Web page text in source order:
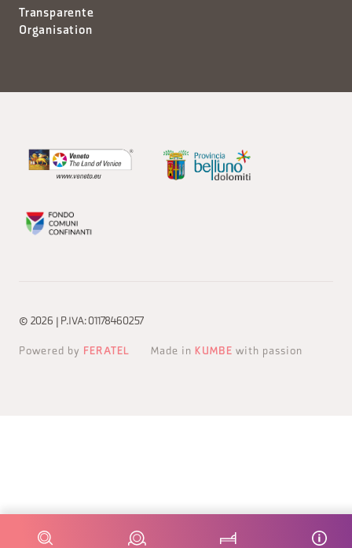
Transparente
Organisation
© 2026 | P.IVA: 01178460257
Powered by FERATEL Made in KUMBE with passion